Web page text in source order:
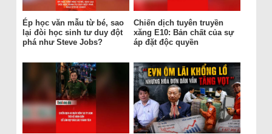
Ép học văn mẫu từ bé, sao
lại đòi học sinh tư duy đột
phá như Steve Jobs?
Chiến dịch tuyên truyền
xăng E10: Bản chất của sự
áp đặt độc quyền